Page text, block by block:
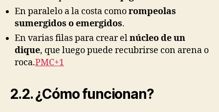
En paralelo a la costa comorompeolas
sumergidos o emergidos.
En varias filas para crear elnúcleo de un
dique, que luego puede recubrirse con arena o
roca.PMC+1
2.2. ¿Cómo funcionan?